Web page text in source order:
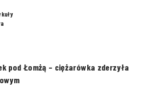
pod Łomżą – ciężarówka zderzyła